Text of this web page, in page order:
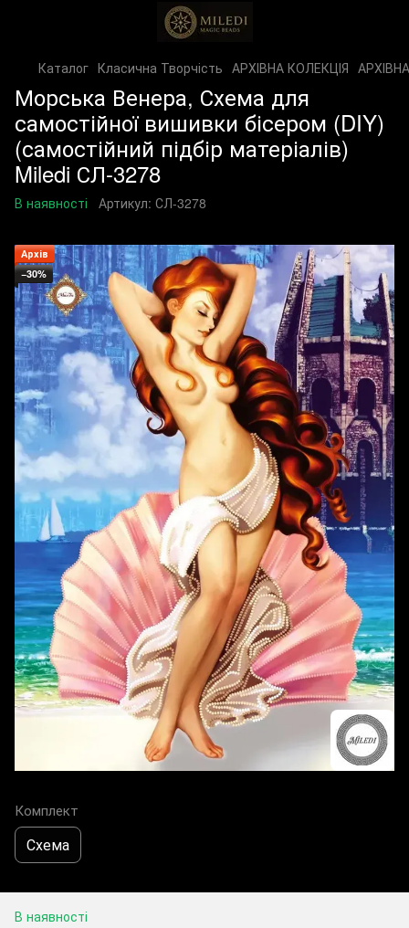
Каталог Класична Творчість АРХІВНА КОЛЕКЦІЯ
Морська Венера, Схема для
самостійної вишивки бісером (DIY)
(самостійний підбір матеріалів)
Miledi СЛ-3278
В наявності Артикул: СЛ-3278
Архів
−30%
Комплект
Схема
В наявності